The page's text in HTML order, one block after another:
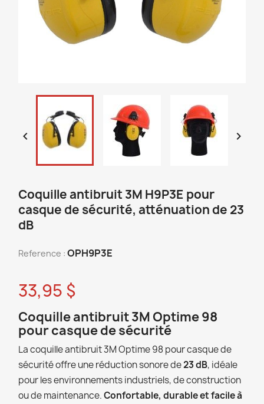
 
Coquille antibruit 3M H9P3E pour
casque de sécurité, atténuation de 23
dB
Reference : OPH9P3E
33,95 $
Coquille antibruit 3M Optime 98
pour casque de sécurité
La coquille antibruit 3M Optime 98 pour casque de
sécurité offre une réduction sonore de23 dB, idéale
pour les environnements industriels, de construction
ou de maintenance.Confortable, durable et facile à